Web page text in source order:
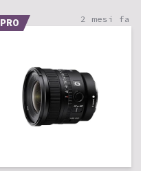
PRO 2 mesi fa